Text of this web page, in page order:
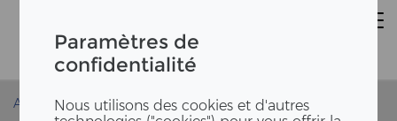
Paramètres de
confidentialité
Nous utilisons des cookies et d'autres
Accueil Actualités kununu 2024